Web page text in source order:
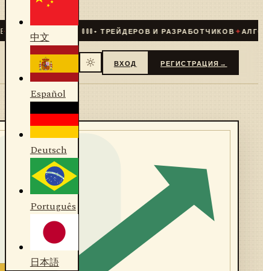
СООБЩЕСТВО 31 000+ ТРЕЙДЕРОВ И РАЗРАБОТЧИКОВ✦
中文
Español
Deutsch
Português
日本語
ВХОД РЕГИСТРАЦИЯ →